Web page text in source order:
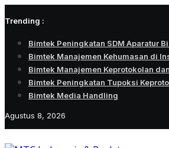
to
Trending :
Bimtek Peningkatan SDM Aparatur
Bimtek Manajemen Kehumasan di
Bimtek Manajemen Keprotokolan
Bimtek Peningkatan Tupoksi
Bimtek Media Handling
Agustus 8, 2026